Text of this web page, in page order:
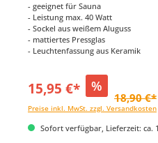
- geeignet für Sauna
- Leistung max. 40 Watt
- Sockel aus weißem Aluguss
- mattiertes Pressglas
- Leuchtenfassung aus Keramik
15,95 €* %
18,90 €*
Preise inkl. MwSt. zzgl. Versandkosten
Sofort verfügbar, Lieferzeit: ca.